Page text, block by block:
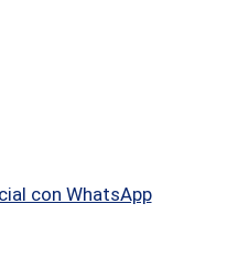
con WhatsApp